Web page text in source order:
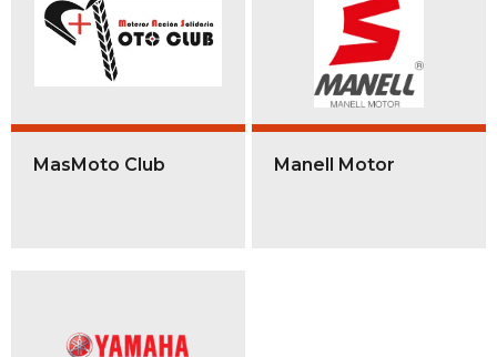
MasMoto Club Manell Motor